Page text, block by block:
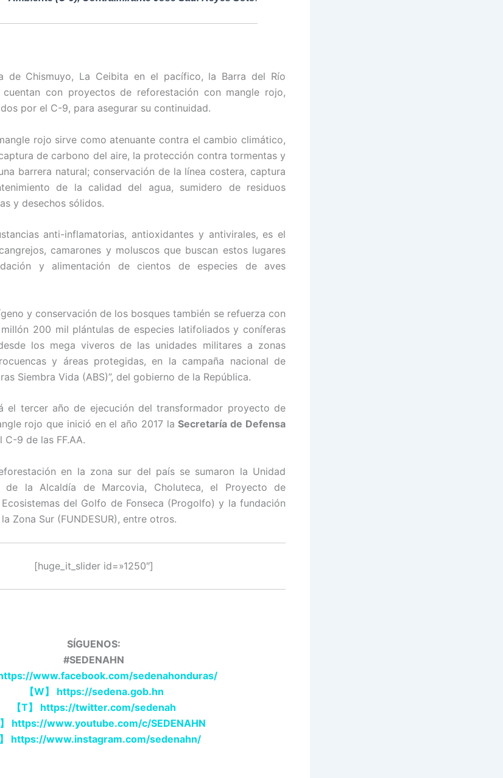
de Chismuyo, La Ceibita en el pacífico, la Barra del Río
cuentan con proyectos de reforestación con mangle rojo,
por el C-9, para asegurar su continuidad.
rojo sirve como atenuante contra el cambio climático,
de carbono del aire, la protección contra tormentas y
barrera natural; conservación de la línea costera, captura
de la calidad del agua, sumidero de residuos
y desechos sólidos.
anti-inflamatorias, antioxidantes y antivirales, es el
camarones y moluscos que buscan estos lugares
y alimentación de cientos de especies de aves
y conservación de los bosques también se refuerza con
200 mil plántulas de especies latifoliados y coníferas
los mega viveros de las unidades militares a zonas
y áreas protegidas, en la campaña nacional de
Siembra Vida (ABS)”, del gobierno de la República.
el tercer año de ejecución del transformador proyecto de
rojo que inició en el año 2017 laSecretaría de Defensa
C-9 de las FF.AA.
en la zona sur del país se sumaron la Unidad
de la Alcaldía de Marcovia, Choluteca, el Proyecto de
del Golfo de Fonseca (Progolfo) y la fundación
Zona Sur (FUNDESUR), entre otros.
[huge_it_slider id=»1250″]
SÍGUENOS:
#SEDENAHN
https://www.facebook.com/sedenahonduras/
【W】 https://sedena.gob.hn
【T】 https://twitter.com/sedenah
】 https://www.youtube.com/c/SEDENAHN
I】 https://www.instagram.com/sedenahn/